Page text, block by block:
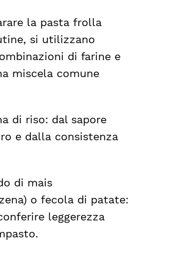
la pasta frolla
si utilizzano
di farine e
miscela comune
di riso: dal sapore
e dalla consistenza
di mais
o fecola di patate:
leggerezza